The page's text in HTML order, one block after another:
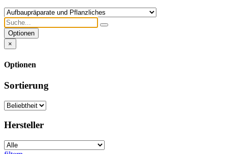
Optionen
×
Optionen
Sortierung
Hersteller